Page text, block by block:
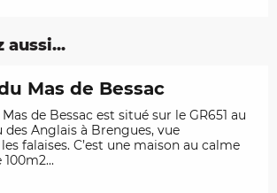
aussi...
Mas de Bessac
de Bessac est situé sur le GR651 au
des Anglais à Brengues, vue
falaises. C’est une maison au calme